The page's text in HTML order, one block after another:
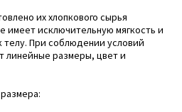
их хлопкового сырья
имеет исключительную мягкость и
телу. При соблюдении условий
линейные размеры, цвет и